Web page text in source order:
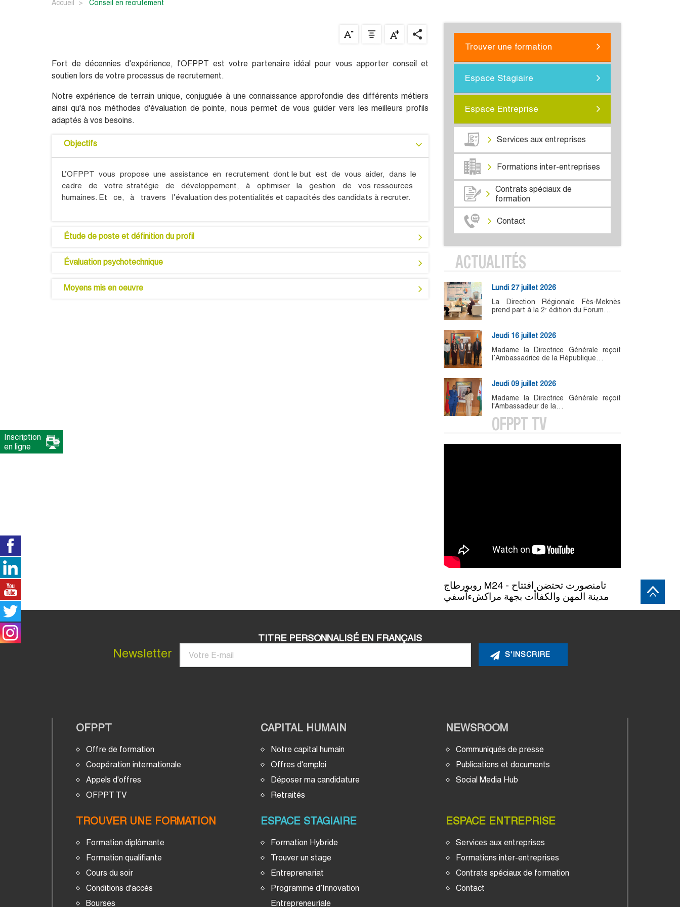
Accueil conseil en recrutement
Fort de décennies d'expérience, l'OFPPT est votre partenaire idéal pour vous apporter conseil et
soutien lors de votre processus de recrutement.
Notre expérience de terrain unique, conjuguée à une connaissance approfondie des différents métiers
ainsi qu'à nos méthodes d'évaluation de pointe, nous permet de vous guider vers les meilleurs profils
adaptés à vos besoins.
Objectifs
L’OFPPT vous propose une assistance en recrutement dont le but est de vous aider, dans le
cadre de votre stratégie de développement, à optimiser la gestion de vos ressources
humaines. Et ce, à travers l’évaluation des potentialités et capacités des candidats à recruter.
Étude de poste et définition du profil
Évaluation psychotechnique
Moyens mis en oeuvre
Trouver une formation
Espace Stagiaire
Espace Entreprise
Services aux entreprises
Formations inter-entreprises
Contrats spéciaux de
formation
Contact
ACTUALITÉS
Lundi 27 juillet 2026
La Direction Régionale Fès-Meknès
prend part à la 2ᵉ édition du Forum…
Jeudi 16 juillet 2026
Madame la Directrice Générale reçoit
l’Ambassadrice de la République…
Jeudi 09 juillet 2026
Madame la Directrice Générale reçoit
l'Ambassadeur de la…
OFPPT TV
روبورطاج M24 - تامنصورت تحتضن افتتاح
مدينة المهن والكفاأت بجهة مراكشءآسفي
TITRE PERSONNALISÉ EN FRANÇAIS
Newsletter
Courriel
OFPPT
Offre de formation
Coopération internationale
Appels d'offres
OFPPT TV
CAPITAL HUMAIN
Notre capital humain
Offres d'emploi
Déposer ma candidature
Retraités
NEWSROOM
Communiqués de presse
Publications et documents
Social Media Hub
TROUVER UNE FORMATION
Formation diplômante
Formation qualifiante
Cours du soir
Conditions d'accès
Bourses
ESPACE STAGIAIRE
Formation Hybride
Trouver un stage
Entreprenariat
Programme d’Innovation
Entrepreneuriale
ESPACE ENTREPRISE
Services aux entreprises
Formations inter-entreprises
Contrats spéciaux de formation
Contact
Inscription
en ligne